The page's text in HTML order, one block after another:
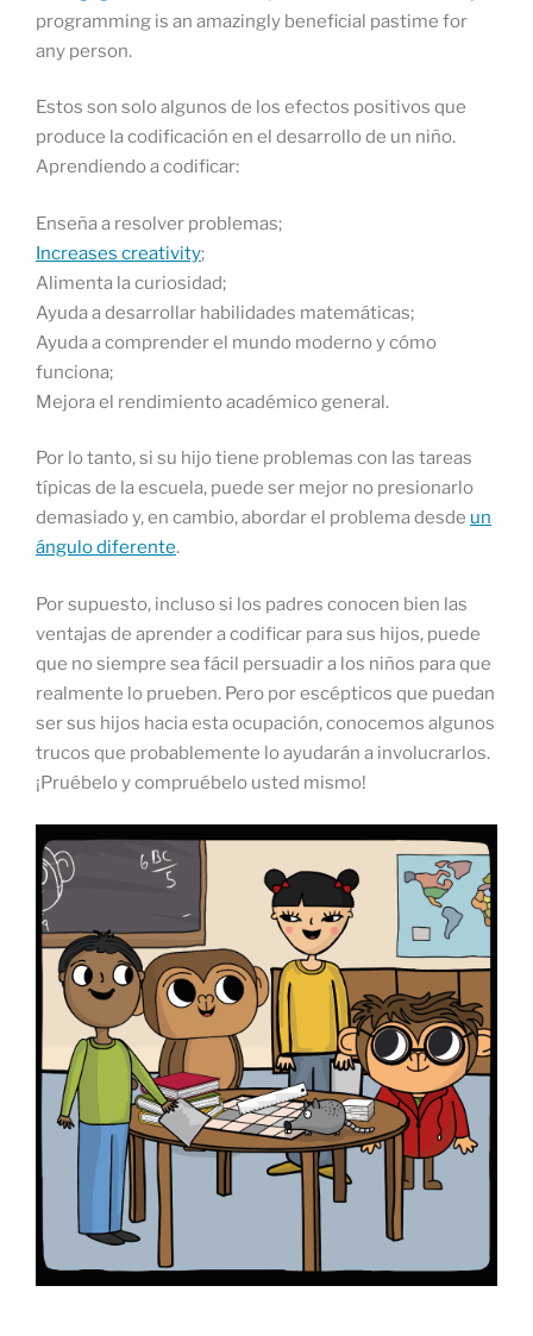
programming is an amazingly beneficial pastime for
any person.
Estos son solo algunos de los efectos positivos que
produce la codificación en el desarrollo de un niño.
Aprendiendo a codificar:
Enseña a resolver problemas;
Increases creativity;
Alimenta la curiosidad;
Ayuda a desarrollar habilidades matemáticas;
Ayuda a comprender el mundo moderno y cómo
funciona;
Mejora el rendimiento académico general.
Por lo tanto, si su hijo tiene problemas con las tareas
típicas de la escuela, puede ser mejor no presionarlo
demasiado y, en cambio, abordar el problema desde un
ángulo diferente.
Por supuesto, incluso si los padres conocen bien las
ventajas de aprender a codificar para sus hijos, puede
que no siempre sea fácil persuadir a los niños para que
realmente lo prueben. Pero por escépticos que puedan
ser sus hijos hacia esta ocupación, conocemos algunos
trucos que probablemente lo ayudarán a involucrarlos.
¡Pruébelo y compruébelo usted mismo!